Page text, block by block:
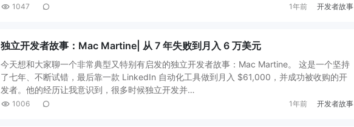
1047 1年前 开发者故事
独立开发者故事：Mac Martine| 从 7 年失败到月入 6 万美元
今天想和大家聊一个非常典型又特别有启发的独立开发者故事：Mac Martine。 这是一个坚持
了七年、不断试错，最后靠一款 LinkedIn 自动化工具做到月入 $61,000，并成功被收购的开
发者。他的经历让我意识到，很多时候独立开发并…
1006 1年前 开发者故事